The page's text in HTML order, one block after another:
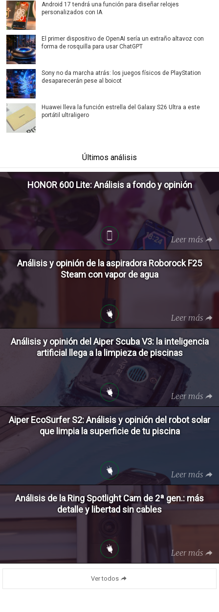
Android 17 tendrá una función para diseñar relojes
personalizados con IA
El primer dispositivo de OpenAI sería un extraño altavoz con
forma de rosquilla para usar ChatGPT
Sony no da marcha atrás: los juegos físicos de PlayStation
desaparecerán pese al boicot
Huawei lleva la función estrella del Galaxy S26 Ultra a este
portátil ultraligero
Últimos análisis
HONOR 600 Lite: Análisis a fondo y opinión
Leer más
Análisis y opinión de la aspiradora Roborock F25
Steam con vapor de agua
Leer más
Análisis y opinión del Aiper Scuba V3: la inteligencia
artificial llega a la limpieza de piscinas
Leer más
Aiper EcoSurfer S2: Análisis y opinión del robot solar
que limpia la superficie de tu piscina
Leer más
Análisis de la Ring Spotlight Cam de 2ª gen.: más
detalle y libertad sin cables
Leer más
Ver todos